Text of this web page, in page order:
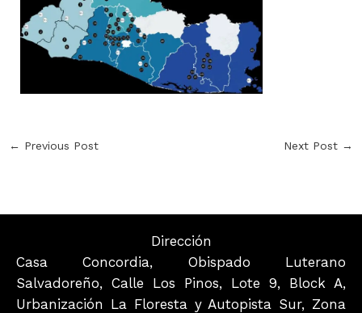
← Previous Post Next Post →
Dirección
Casa Concordia, Obispado Luterano
Salvadoreño, Calle Los Pinos, Lote 9, Block A,
Urbanización La Floresta y Autopista Sur, Zona